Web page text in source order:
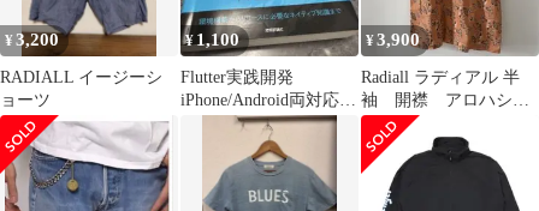
¥3,200
RADIALL イージーシ
ョーツ
¥ 1,100
Flutter実践開発
iPhone/Android両対応ア
プリ開発
¥3,900
Radiall ラディアル 半
袖 開襟 アロハシャ
ツ オレンジ M 日本製